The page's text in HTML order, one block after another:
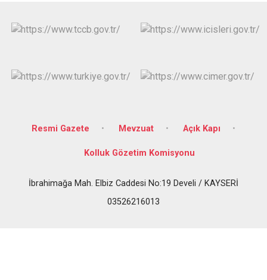
Resmi Gazete Mevzuat Açık Kapı
Kolluk Gözetim Komisyonu
İbrahimağa Mah. Elbiz Caddesi No:19 Develi / KAYSERİ
03526216013